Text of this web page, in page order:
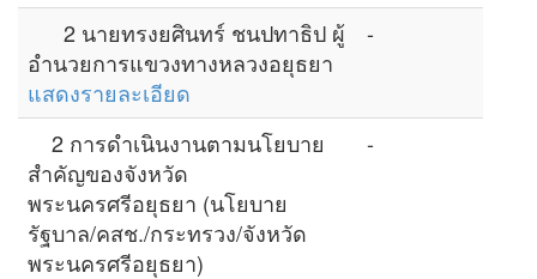
2 นายทรงยศินทร์ ชนปทาธิป ผู้
อำนวยการแขวงทางหลวงอยุธยา
แสดงรายละเอียด
-
2 การดำเนินงานตามนโยบาย
สำคัญของจังหวัด
พระนครศรีอยุธยา (นโยบาย
รัฐบาล/คสช./กระทรวง/จังหวัด
พระนครศรีอยุธยา)
-